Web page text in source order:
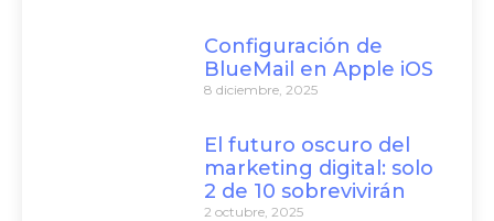
Configuración de
BlueMail en Apple iOS
8 diciembre, 2025
El futuro oscuro del
marketing digital: solo
2 de 10 sobrevivirán
2 octubre, 2025